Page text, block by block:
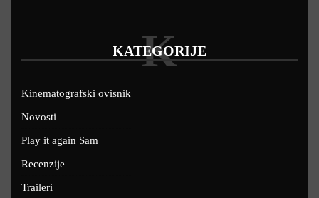
KATEGORIJE
K
Kinematografski ovisnik
Novosti
Play it again Sam
Recenzije
Traileri